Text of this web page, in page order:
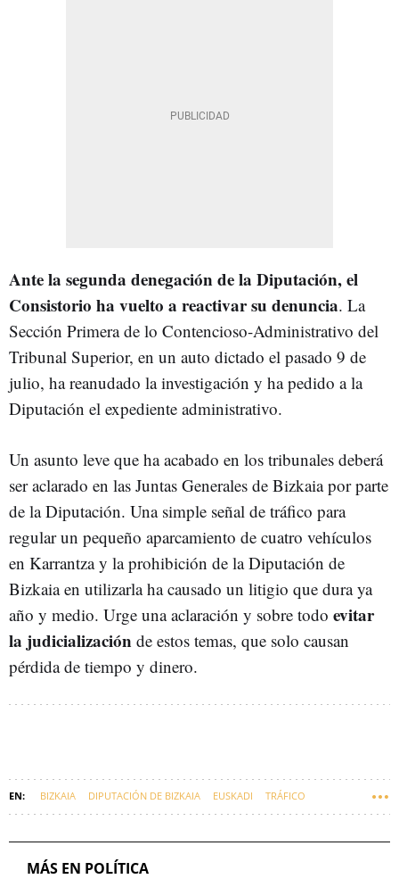
Ante la segunda denegación de la Diputación, el
Consistorio ha vuelto a reactivar su denuncia. La
Sección Primera de lo Contencioso-Administrativo del
Tribunal Superior, en un auto dictado el pasado 9 de
julio, ha reanudado la investigación y ha pedido a la
Diputación el expediente administrativo.
Un asunto leve que ha acabado en los tribunales deberá
ser aclarado en las Juntas Generales de Bizkaia por parte
de la Diputación. Una simple señal de tráfico para
regular un pequeño aparcamiento de cuatro vehículos
en Karrantza y la prohibición de la Diputación de
Bizkaia en utilizarla ha causado un litigio que dura ya
año y medio. Urge una aclaración y sobre todo evitar
la judicialización de estos temas, que solo causan
pérdida de tiempo y dinero.
BIZKAIA DIPUTACIÓN DE BIZKAIA EUSKADI TRÁFICO
MÁS EN POLÍTICA